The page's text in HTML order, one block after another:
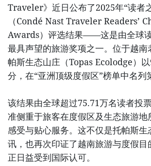
Traveler》近日公布了2025年“读者
（Condé Nast Traveler Readers’
Awards）评选结果——这是由全球
最具声望的旅游奖项之一。位于越南
帕斯生态山庄（Topas Ecolodge）
分，在“亚洲顶级度假区”榜单中名列
该结果由全球超过75.71万名读者投
准侧重于旅客在度假区及生态旅游地
感受与贴心服务。这不仅是托帕斯
讯，也再次印证了越南旅游与度假目
正日益受到国际认可。